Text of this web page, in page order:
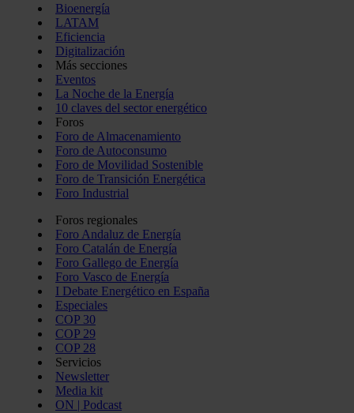
Bioenergía
LATAM
Eficiencia
Digitalización
Más secciones
Eventos
La Noche de la Energía
10 claves del sector energético
Foros
Foro de Almacenamiento
Foro de Autoconsumo
Foro de Movilidad Sostenible
Foro de Transición Energética
Foro Industrial
Foros regionales
Foro Andaluz de Energía
Foro Catalán de Energía
Foro Gallego de Energía
Foro Vasco de Energía
I Debate Energético en España
Especiales
COP 30
COP 29
COP 28
Servicios
Newsletter
Media kit
ON | Podcast